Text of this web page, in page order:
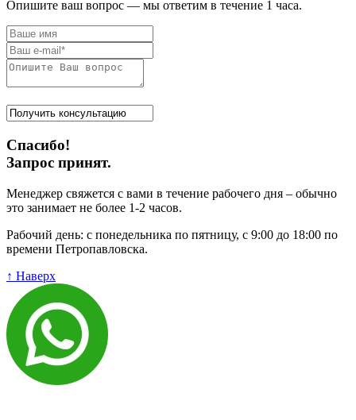
Опишите ваш вопрос — мы ответим в течение 1 часа.
Спасибо!
Запрос принят.
Менеджер свяжется с вами в течение рабочего дня – обычно
это занимает не более 1-2 часов.
Рабочий день: с понедельника по пятницу, с 9:00 до 18:00 по
времени Петропавловска.
↑ Наверх